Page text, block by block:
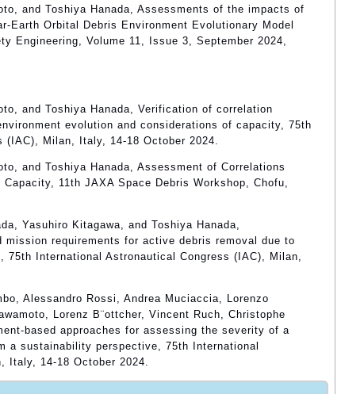
and Toshiya Hanada, Assessments of the impacts of
Earth Orbital Debris Environment Evolutionary Model
Engineering, Volume 11, Issue 3, September 2024,
and Toshiya Hanada, Verification of correlation
evolution and considerations of capacity, 75th
(IAC), Milan, Italy, 14-18 October 2024.
and Toshiya Hanada, Assessment of Correlations
11th JAXA Space Debris Workshop, Chofu,
Yasuhiro Kitagawa, and Toshiya Hanada,
mission requirements for active debris removal due to
75th International Astronautical Congress (IAC), Milan,
Alessandro Rossi, Andrea Muciaccia, Lorenzo
Lorenz B¨ottcher, Vincent Ruch, Christophe
based approaches for assessing the severity of a
a sustainability perspective, 75th International
Italy, 14-18 October 2024.